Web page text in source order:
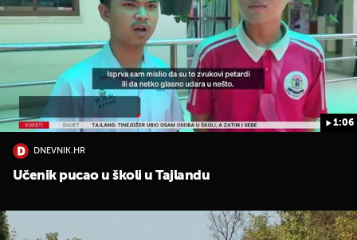
1:06
DNEVNIK.HR
Učenik pucao u školi u Tajlandu